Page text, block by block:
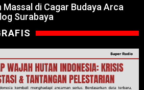
Massal di Cagar Budaya Arca
Surabaya